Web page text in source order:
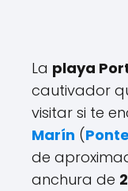
La playa
cautivador
visitar si te
Marín (
de
anchura de